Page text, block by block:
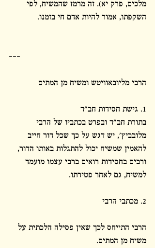
מלכים, פרק יא). זה מרמז שהמשיח, לפי
השקפתו, אמור להיות אדם חי בזמנו.
---
הרבי מליובאוויטש ומשיח מן המתים
1. גישת חסידות חב"ד
בתורת חב"ד ובפרט בכתביו של הרבי
מלובביץ', יש דגש על כך שכל דור חייב
להאמין שמשיח יכול להתגלות באותו הדור,
ורבים בחסידות רואים ברבי עצמו מועמד
למשיח, גם לאחר פטירתו.
2. מכתבי הרבי
הרבי התייחס לכך שאין פסילה הלכתית על
משיח מן המתים.